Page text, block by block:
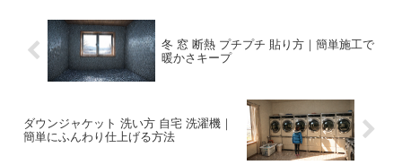
冬 窓 断熱 プチプチ 貼り方｜簡単施工で
暖かさキープ
ダウンジャケット 洗い方 自宅 洗濯機｜
簡単にふんわり仕上げる方法